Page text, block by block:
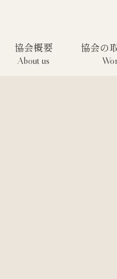
協会概要
About us
協会の